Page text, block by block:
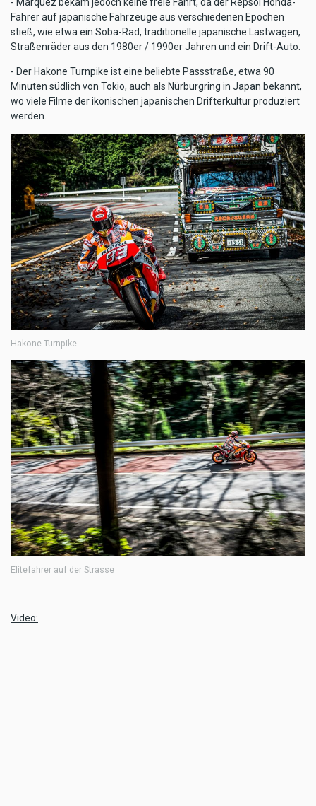
Fahrer auf japanische Fahrzeuge aus verschiedenen Epochen
stieß, wie etwa ein Soba-Rad, traditionelle japanische Lastwagen,
Straßenräder aus den 1980er / 1990er Jahren und ein Drift-Auto.
- Der Hakone Turnpike ist eine beliebte Passstraße, etwa 90
Minuten südlich von Tokio, auch als Nürburgring in Japan bekannt,
wo viele Filme der ikonischen japanischen Drifterkultur produziert
werden.
Hakone Turnpike
Elitefahrer auf der Strasse
Video: